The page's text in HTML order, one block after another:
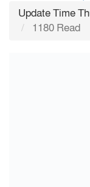
Update Time
1180 Read